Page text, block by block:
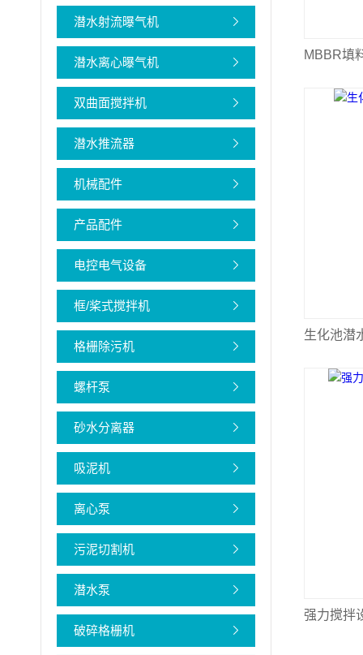
潜水射流曝气机
潜水离心曝气机
双曲面搅拌机
潜水推流器
机械配件
产品配件
电控电气设备
框/桨式搅拌机
格栅除污机
螺杆泵
砂水分离器
吸泥机
离心泵
污泥切割机
潜水泵
破碎格栅机
生化池潜
强力搅拌